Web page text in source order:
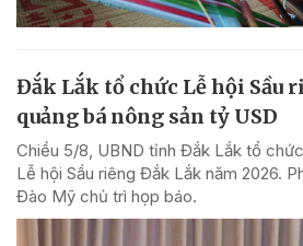
Đắk Lắk tổ chức Lễ hội Sầu
quảng bá nông sản tỷ USD
Chiều 5/8, UBND tỉnh Đắk Lắk tổ
Lễ hội Sầu riêng Đắk Lắk năm 2026.
Đào Mỹ chủ trì họp báo.